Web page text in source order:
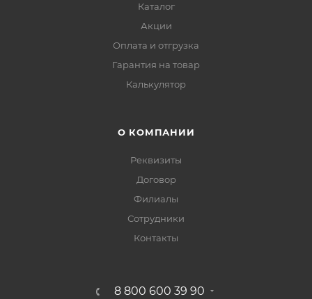
Каталог
Акции
Оплата и отгрузка
Гарантия на товар
Калькулятор
О КОМПАНИИ
Реквизиты
Договор
Филиалы
Сотрудники
Контакты
8 800 600 39 90